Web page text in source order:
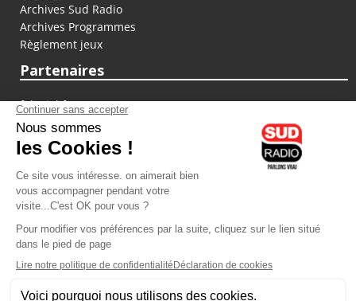
Archives Sud Radio
Archives Programmes
Règlement jeux
Partenaires
fiducial.fr
lyoncapitale.fr
olympique-et-lyonnais.com
L'application Iphone / Android
Téléchargez l'application
Les cookies
Gestion des cookies